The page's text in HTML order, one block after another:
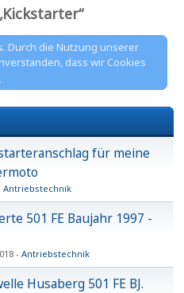
Durch die Nutzung unserer
dass wir Cookies
für meine
Antriebstechnik
501 FE Baujahr 1997 -
Antriebstechnik
Husaberg 501 FE BJ.